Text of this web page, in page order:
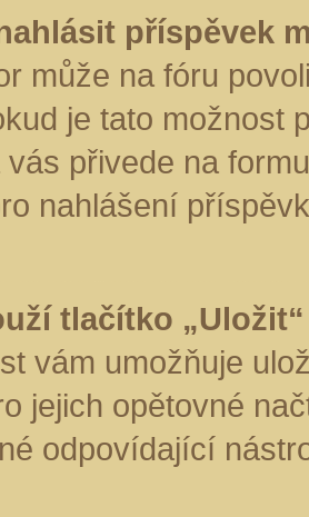
příspěvek
může na fóru
je tato možnost
vás přivede na
nahlášení
tlačítko
vám umožňuje
jejich opětovné
odpovídající